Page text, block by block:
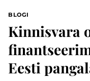
BLOGI
Kinnisvara
Eesti